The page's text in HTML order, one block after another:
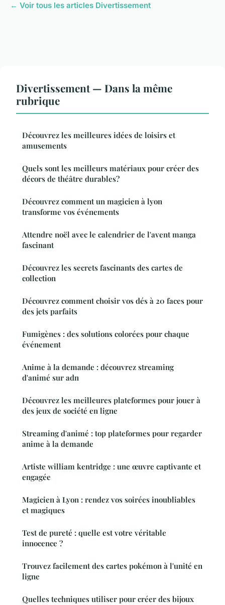
← Voir tous les articles Divertissement
Divertissement — Dans la même
rubrique
Découvrez les meilleures idées de loisirs et
amusements
Quels sont les meilleurs matériaux pour créer des
décors de théâtre durables?
Découvrez comment un magicien à lyon
transforme vos événements
Attendre noël avec le calendrier de l'avent manga
fascinant
Découvrez les secrets fascinants des cartes de
collection
Découvrez comment choisir vos dés à 20 faces pour
des jets parfaits
Fumigènes : des solutions colorées pour chaque
événement
Anime à la demande : découvrez streaming
d'animé sur adn
Découvrez les meilleures plateformes pour jouer à
des jeux de société en ligne
Streaming d'animé : top plateformes pour regarder
anime à la demande
Artiste william kentridge : une œuvre captivante et
engagée
Magicien à Lyon : rendez vos soirées inoubliables
et magiques
Test de pureté : quelle est votre véritable
innocence ?
Trouvez facilement des cartes pokémon à l'unité en
ligne
Quelles techniques utiliser pour créer des bijoux